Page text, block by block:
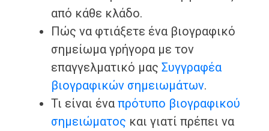
από κάθε κλάδο.
Πώς να φτιάξετε ένα βιογραφικό
σημείωμα γρήγορα με τον
επαγγελματικό μας Συγγραφέα
βιογραφικών σημειωμάτων.
Τι είναι ένα πρότυπο βιογραφικού
σημειώματος και γιατί πρέπει να